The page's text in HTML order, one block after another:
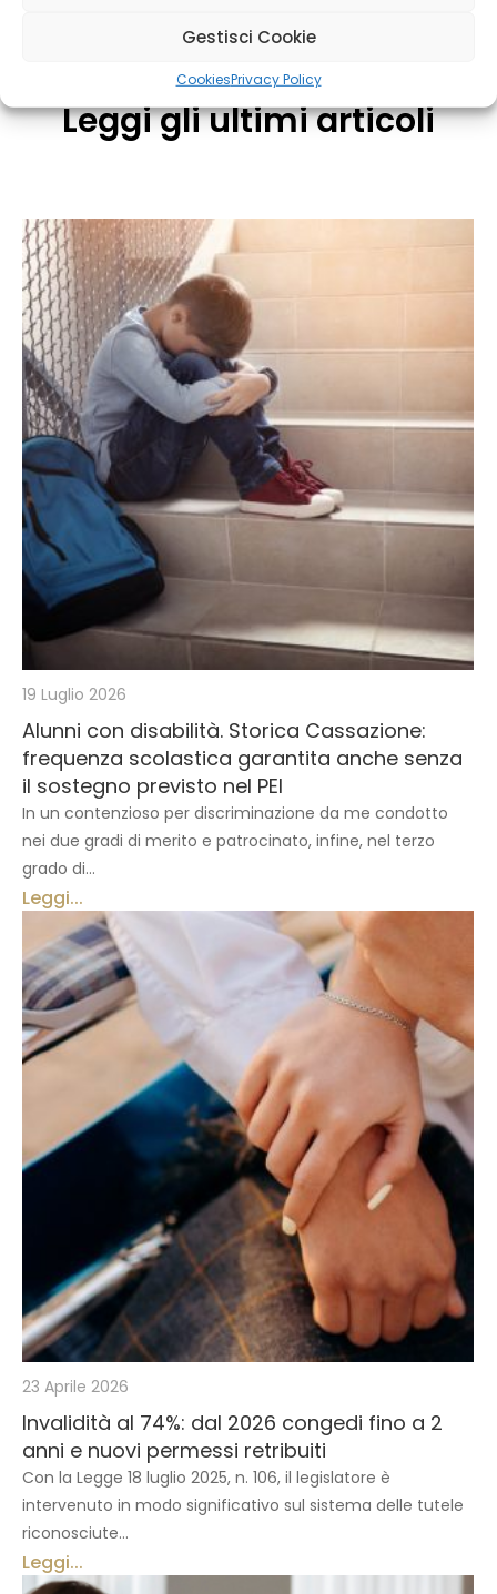
Gestisci Cookie
CookiesPrivacy Policy
Leggi gli ultimi articoli
19 Luglio 2026
Alunni con disabilità. Storica Cassazione:
frequenza scolastica garantita anche senza
il sostegno previsto nel PEI
In un contenzioso per discriminazione da me condotto
nei due gradi di merito e patrocinato, infine, nel terzo
grado di...
Leggi...
23 Aprile 2026
Invalidità al 74%: dal 2026 congedi fino a 2
anni e nuovi permessi retribuiti
Con la Legge 18 luglio 2025, n. 106, il legislatore è
intervenuto in modo significativo sul sistema delle tutele
riconosciute...
Leggi...